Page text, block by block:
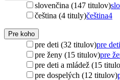
slovenčina (147 titulov)
čeština (4 tituly)čeština4
Pre koho
pre deti (32 titulov)pre deti
pre ženy (15 titulov)pre
pre deti a mládež (15
pre dospelých (12 titulov)